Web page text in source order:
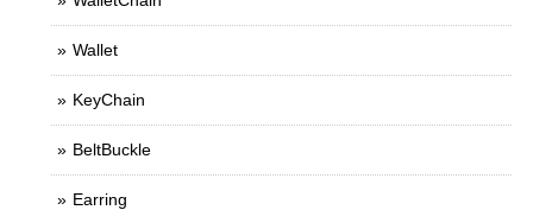
Wallet
KeyChain
BeltBuckle
Earring